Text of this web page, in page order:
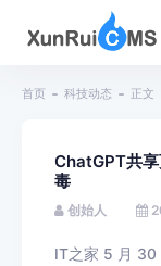
首页 科技动态 正文
ChatGPT共
毒
创始人
IT之家 5 月 30